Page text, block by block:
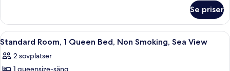
-
balkong
-
havsutsikt
-
queensize-
-
balkong
Se priser
Öppna
alla
foton
Ett hotellrum med två stolar, en
11
Standard Room, 1 Queen Bed, Non Smoking, Sea View
2 sovplatser
1 queensize-säng